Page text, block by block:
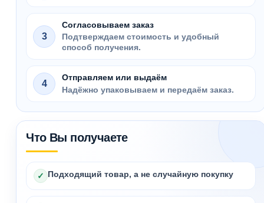
3
Согласовываем заказ
Подтверждаем стоимость и удобный
способ получения.
4
Отправляем или выдаём
Надёжно упаковываем и передаём заказ.
Что Вы получаете
✓ Подходящий товар, а не случайную покупку